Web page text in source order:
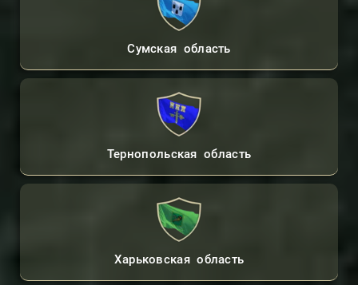
Сумская область
Тернопольская область
Харьковская областьКонсультации Онлайн